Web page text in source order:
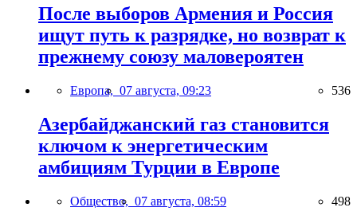
После выборов Армения и Россия
ищут путь к разрядке, но возврат к
прежнему союзу маловероятен
Европа, 07 августа, 09:23 536
Азербайджанский газ становится
ключом к энергетическим
амбициям Турции в Европе
Общество, 07 августа, 08:59 498